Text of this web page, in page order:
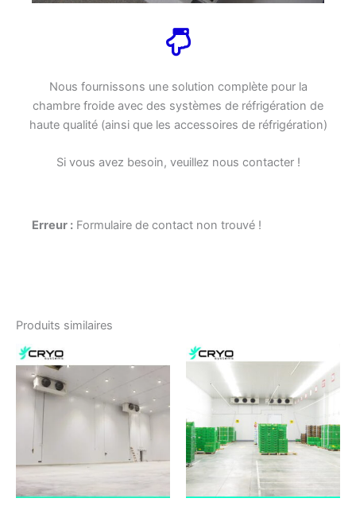
Nous fournissons une solution complète pour la
chambre froide avec des systèmes de réfrigération de
haute qualité (ainsi que les accessoires de réfrigération)
Si vous avez besoin, veuillez nous contacter !
Erreur : Formulaire de contact non trouvé !
Produits similaires